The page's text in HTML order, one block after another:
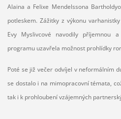
Alaina a Felixe Mendelssona
potleskem. Zážitky z výkonu
Evy Myslivcové navodily příjemnou
programu uzavřela možnost prohlídky
Poté se již večer odvíjel v neformálním
se dostalo i na mimopracovní témata,
tak i k prohloubení vzájemných